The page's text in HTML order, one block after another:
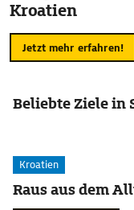
Kroatien
Jetzt mehr erfahren!
Beliebte Ziele in
Kroatien
Raus aus dem